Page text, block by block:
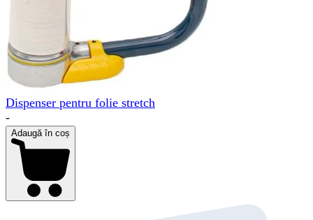
Dispenser pentru folie stretch
-
Adaugă în coș